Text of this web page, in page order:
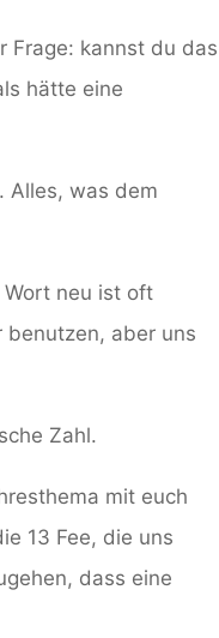
Frage: kannst du das
hätte eine
Alles, was dem
neu ist oft
benutzen, aber uns
Zahl.
mit euch
13 Fee, die uns
dass eine